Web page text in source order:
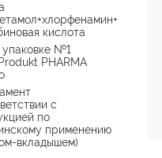
кислота
№1
PHARMA
с
по
применению
вкладышем)